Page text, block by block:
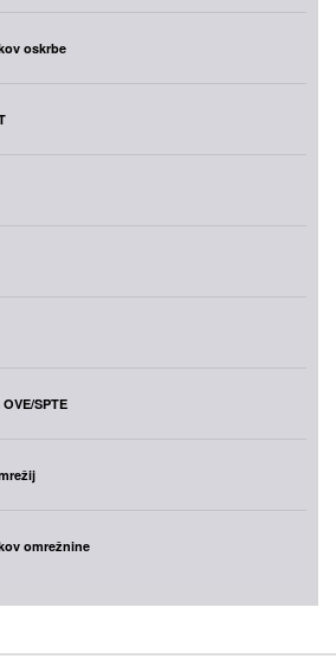
oskrbe
SPTE
omrežnine